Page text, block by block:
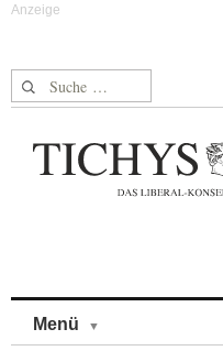
Suche nach:
Menü